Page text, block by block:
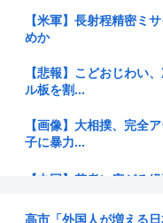
【米軍】長射程精密ミ
めか
【悲報】こどおじわい
ル板を割...
【画像】大相撲、完全
子に暴力...
【中国】若者に広がる
ゲーフリ新作、Steam
高市「外国人が増える